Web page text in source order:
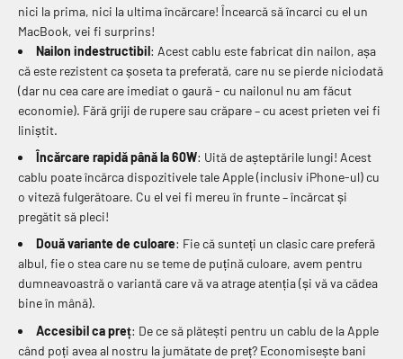
nici la prima, nici la ultima încărcare! Încearcă să încarci cu el un
MacBook, vei fi surprins!
Nailon indestructibil: Acest cablu este fabricat din nailon, așa
că este rezistent ca șoseta ta preferată, care nu se pierde niciodată
(dar nu cea care are imediat o gaură - cu nailonul nu am făcut
economie). Fără griji de rupere sau crăpare – cu acest prieten vei fi
liniștit.
Încărcare rapidă până la 60W: Uită de așteptările lungi! Acest
cablu poate încărca dispozitivele tale Apple (inclusiv iPhone-ul) cu
o viteză fulgerătoare. Cu el vei fi mereu în frunte – încărcat și
pregătit să pleci!
Două variante de culoare: Fie că sunteți un clasic care preferă
albul, fie o stea care nu se teme de puțină culoare, avem pentru
dumneavoastră o variantă care vă va atrage atenția (și vă va cădea
bine în mână).
Accesibil ca preț: De ce să plătești pentru un cablu de la Apple
când poți avea al nostru la jumătate de preț? Economisește bani